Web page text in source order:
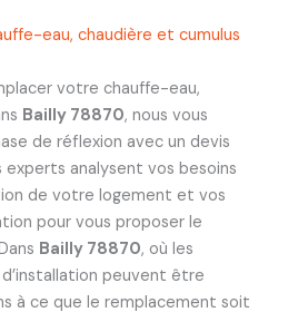
eau, chaudière et cumulus
votre chauffe-eau,
Bailly 78870, nous vous
de réflexion avec un devis
experts analysent vos besoins
de votre logement et vos
pour vous proposer le
Bailly 78870, où les
peuvent être
à ce que le remplacement soit